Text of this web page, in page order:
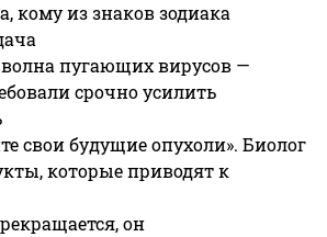
кому из знаков зодиака
волна пугающих вирусов —
срочно усилить
свои будущие опухоли». Биолог
которые приводят к
он